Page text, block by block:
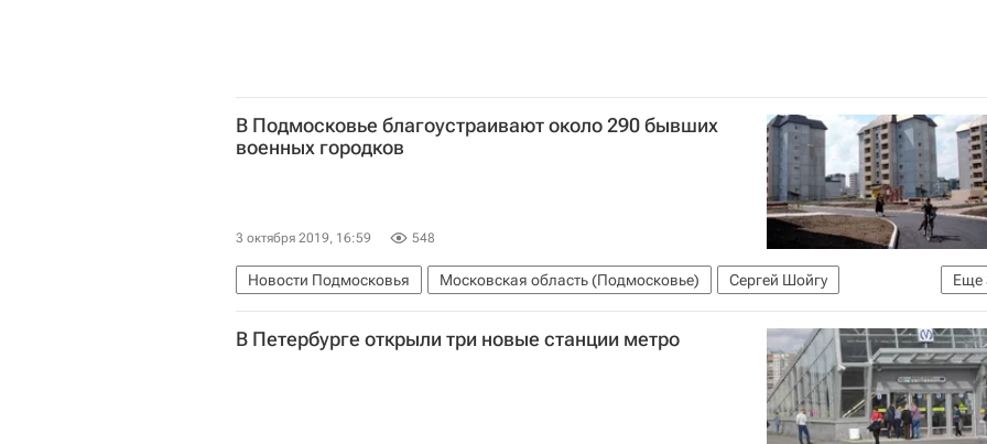
В Подмосковье благоустраивают около 290 бывших
военных городков
3 октября 2019, 16:59 548
Еще
Новости Подмосковья Московская область (Подмосковье)
Сергей Шойгу
Андрей Воробьев
Инфраструктура Благоустройство
В Петербурге открыли три новые станции метро